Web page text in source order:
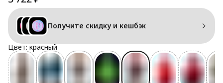
Получите скидку и кешбэк
Цвет: красный